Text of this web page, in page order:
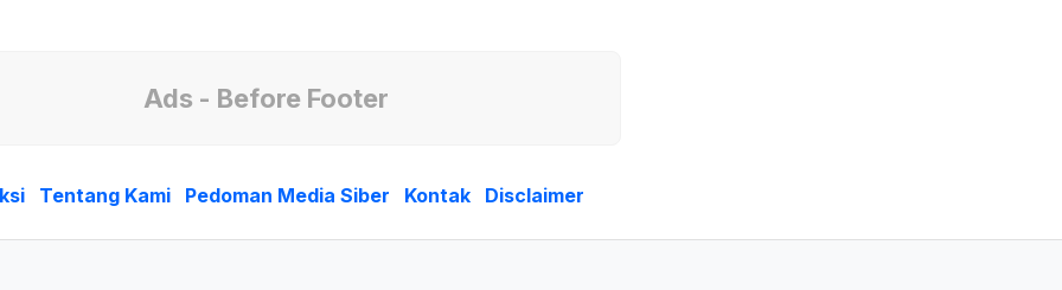
Ads - Before Footer
Tentang Kami Pedoman Media Siber Kontak Disclaimer